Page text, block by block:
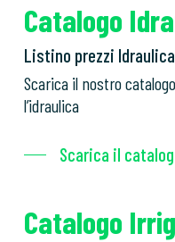
Catalogo
Listino prezzi
Scarica il nostro
l’idraulica
Scarica il
Catalogo